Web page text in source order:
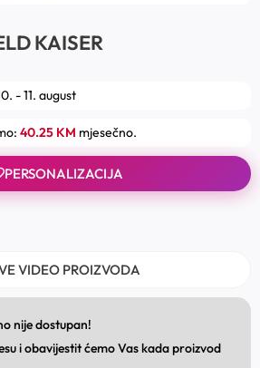
KAISER
- 11. august
40.25 KM mjesečno.
PERSONALIZACIJA
VIDEO PROIZVODA
nije dostupan!
i obavijestit ćemo Vas kada proizvod